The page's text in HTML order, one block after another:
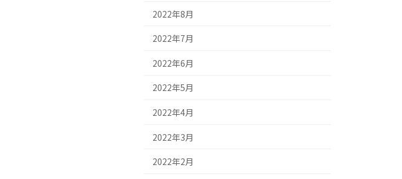
2022年8月
2022年7月
2022年6月
2022年5月
2022年4月
2022年3月
2022年2月